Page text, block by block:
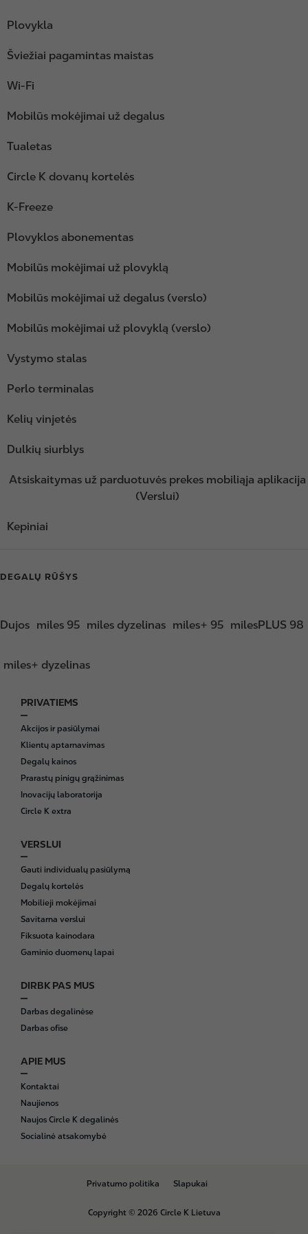
Plovykla
Šviežiai pagamintas maistas
Wi-Fi
Mobilūs mokėjimai už degalus
Tualetas
Circle K dovanų kortelės
K-Freeze
Plovyklos abonementas
Mobilūs mokėjimai už plovyklą
Mobilūs mokėjimai už degalus (verslo)
Mobilūs mokėjimai už plovyklą (verslo)
Vystymo stalas
Perlo terminalas
Kelių vinjetės
Dulkių siurblys
Atsiskaitymas už parduotuvės prekes mobiliąja aplikacija
(Verslui)
Kepiniai
DEGALŲ RŪŠYS
Dujos miles 95 miles dyzelinas miles+ 95 milesPLUS 98
miles+ dyzelinas
F
o
o
t
e
r
PRIVATIEMS
Akcijos ir pasiūlymai
Klientų aptarnavimas
Degalų kainos
Prarastų pinigų grąžinimas
Inovacijų laboratorija
Circle K extra
VERSLUI
Gauti individualų pasiūlymą
Degalų kortelės
Mobilieji mokėjimai
Savitarna verslui
Fiksuota kainodara
Gaminio duomenų lapai
DIRBK PAS MUS
Darbas degalinėse
Darbas ofise
APIE MUS
Kontaktai
Naujienos
Naujos Circle K degalinės
Socialinė atsakomybė
B
t
Privatumo politika Slapukai
Copyright © 2026 Circle K Lietuva